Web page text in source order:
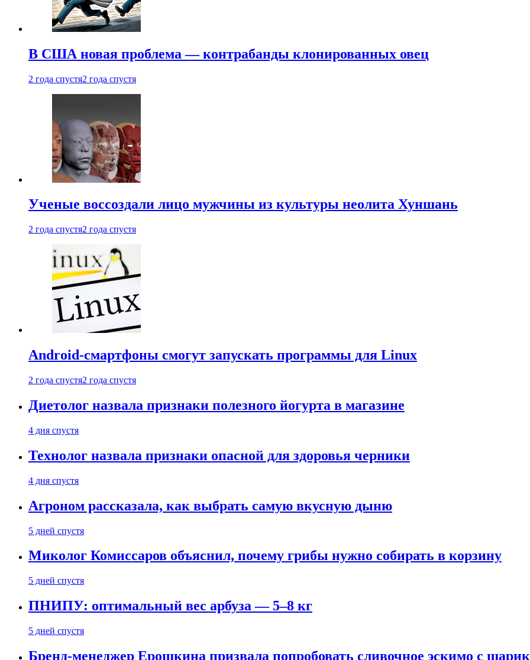
В США новая проблема — контрабанды клонированных овец
2 года спустя2 года спустя
Ученые воссоздали лицо мужчины из культуры неолита Хуншань
2 года спустя2 года спустя
Android-смартфоны смогут запускать программы для Linux
2 года спустя2 года спустя
Диетолог назвала признаки полезного йогурта в магазине
4 дня спустя
Технолог назвала признаки опасной для здоровья черники
4 дня спустя
Агроном рассказала, как выбрать самую вкусную дыню
5 дней спустя
Миколог Комиссаров объяснил, почему грибы нужно собирать в корзину
5 дней спустя
ПНИПУ: оптимальный вес арбуза — 5–8 кг
5 дней спустя
Бренд-менеджер Ерошкина призвала попробовать сливочное эскимо с